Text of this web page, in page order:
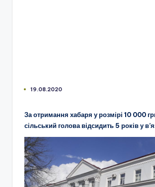
19.08.2020
За отримання хабаря у розмірі 10 000
сільський голова відсидить 5 років у